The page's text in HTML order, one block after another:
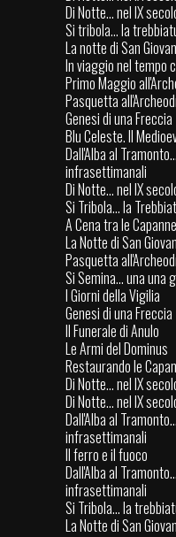
Di Notte... nel IX
Si tribola... la
La notte di San
In viaggio nel tempo
Primo Maggio
Pasquetta
Genesi di una Freccia
Blu Celeste. Il
Dall'Alba al
infrasettimanali
Di Notte... nel IX
Si Tribola... la
A Cena tra le Capanne
La Notte di San
Pasquetta
Si Semina... una una
I Giorni della Vigilia
Genesi di una Freccia
Il Funerale di Anulo
Le Armi del Dominus
Restaurando le
Di Notte... nel IX
Di Notte... nel IX
Dall'Alba al
infrasettimanali
Il ferro e il fuoco
Dall'Alba al
infrasettimanali
Si Tribola... la
La Notte di San